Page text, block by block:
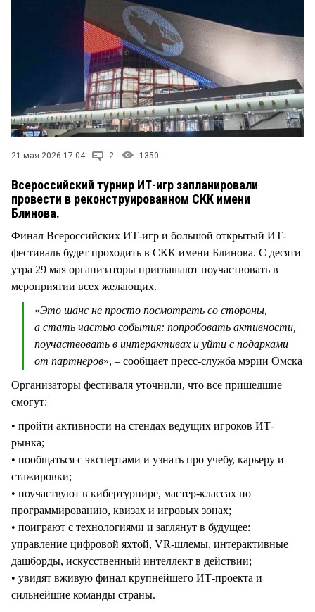
21 мая 2026 17:04 2 1350
Всероссийский турнир ИТ-игр запланировали
провести в реконструированном СКК имени
Блинова.
Финал Всероссийских ИТ-игр и большой открытый ИТ-
фестиваль будет проходить в СКК имени Блинова. С десяти
утра 29 мая организаторы приглашают поучаствовать в
мероприятии всех желающих.
«Это шанс не просто посмотреть со стороны,
а стать частью события: попробовать активности,
поучаствовать в интерактивах и уйти с подарками
от партнеров», – сообщает пресс-служба мэрии Омска
Организаторы фестиваля уточнили, что все пришедшие
смогут:
• пройти активности на стендах ведущих игроков ИТ-
рынка;
• пообщаться с экспертами и узнать про учебу, карьеру и
стажировки;
• поучаствуют в кибертурнире, мастер-классах по
программированию, квизах и игровых зонах;
• поиграют с технологиями и заглянут в будущее:
управление цифровой яхтой, VR-шлемы, интерактивные
дашборды, искусственный интеллект в действии;
• увидят вживую финал крупнейшего ИТ-проекта и
сильнейшие команды страны.